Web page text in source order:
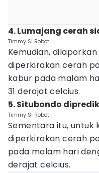
4. Lumajang cerah
Timmy Si Robot
Kemudian,
diperkirakan cerah
kabur pada malam
31 derajat celcius.
5. Situbondo
Timmy Si Robot
Sementara itu, untuk
diperkirakan cerah
pada malam hari
derajat celcius.